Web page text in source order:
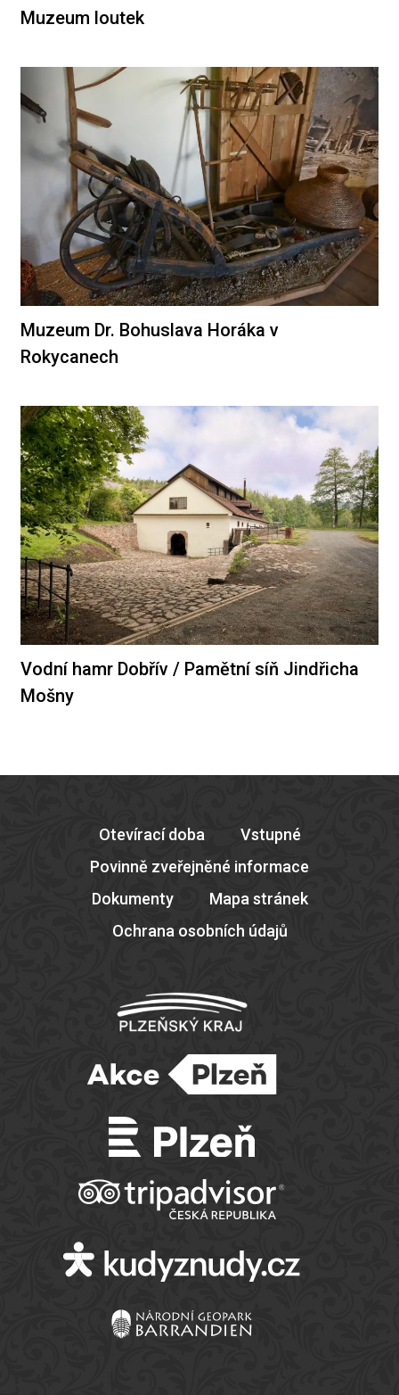
Muzeum loutek
Muzeum Dr. Bohuslava Horáka v
Rokycanech
Vodní hamr Dobřív / Pamětní síň Jindřicha
Mošny
Otevírací doba
Vstupné
Povinně zveřejněné informace
Dokumenty
Mapa stránek
Ochrana osobních údajů